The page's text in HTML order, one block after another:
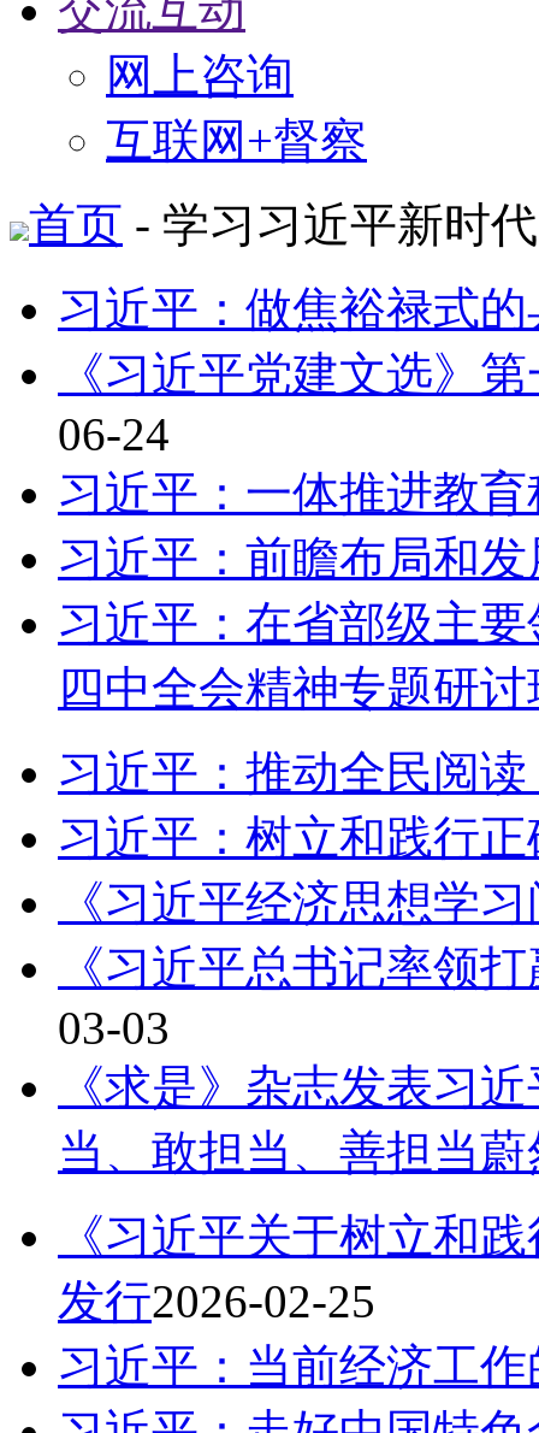
网上咨询
互联网+督察
首页 - 学习习近平新时
习近平：做焦裕禄式
《习近平党建文选》
06-24
习近平：一体推进教
习近平：前瞻布局和
习近平：在省部级主
四中全会精神专题研
习近平：推动全民阅
习近平：树立和践行
《习近平经济思想学
《习近平总书记率领
03-03
《求是》杂志发表习
当、敢担当、善担当
《习近平关于树立和
发行2026-02-25
习近平：当前经济工